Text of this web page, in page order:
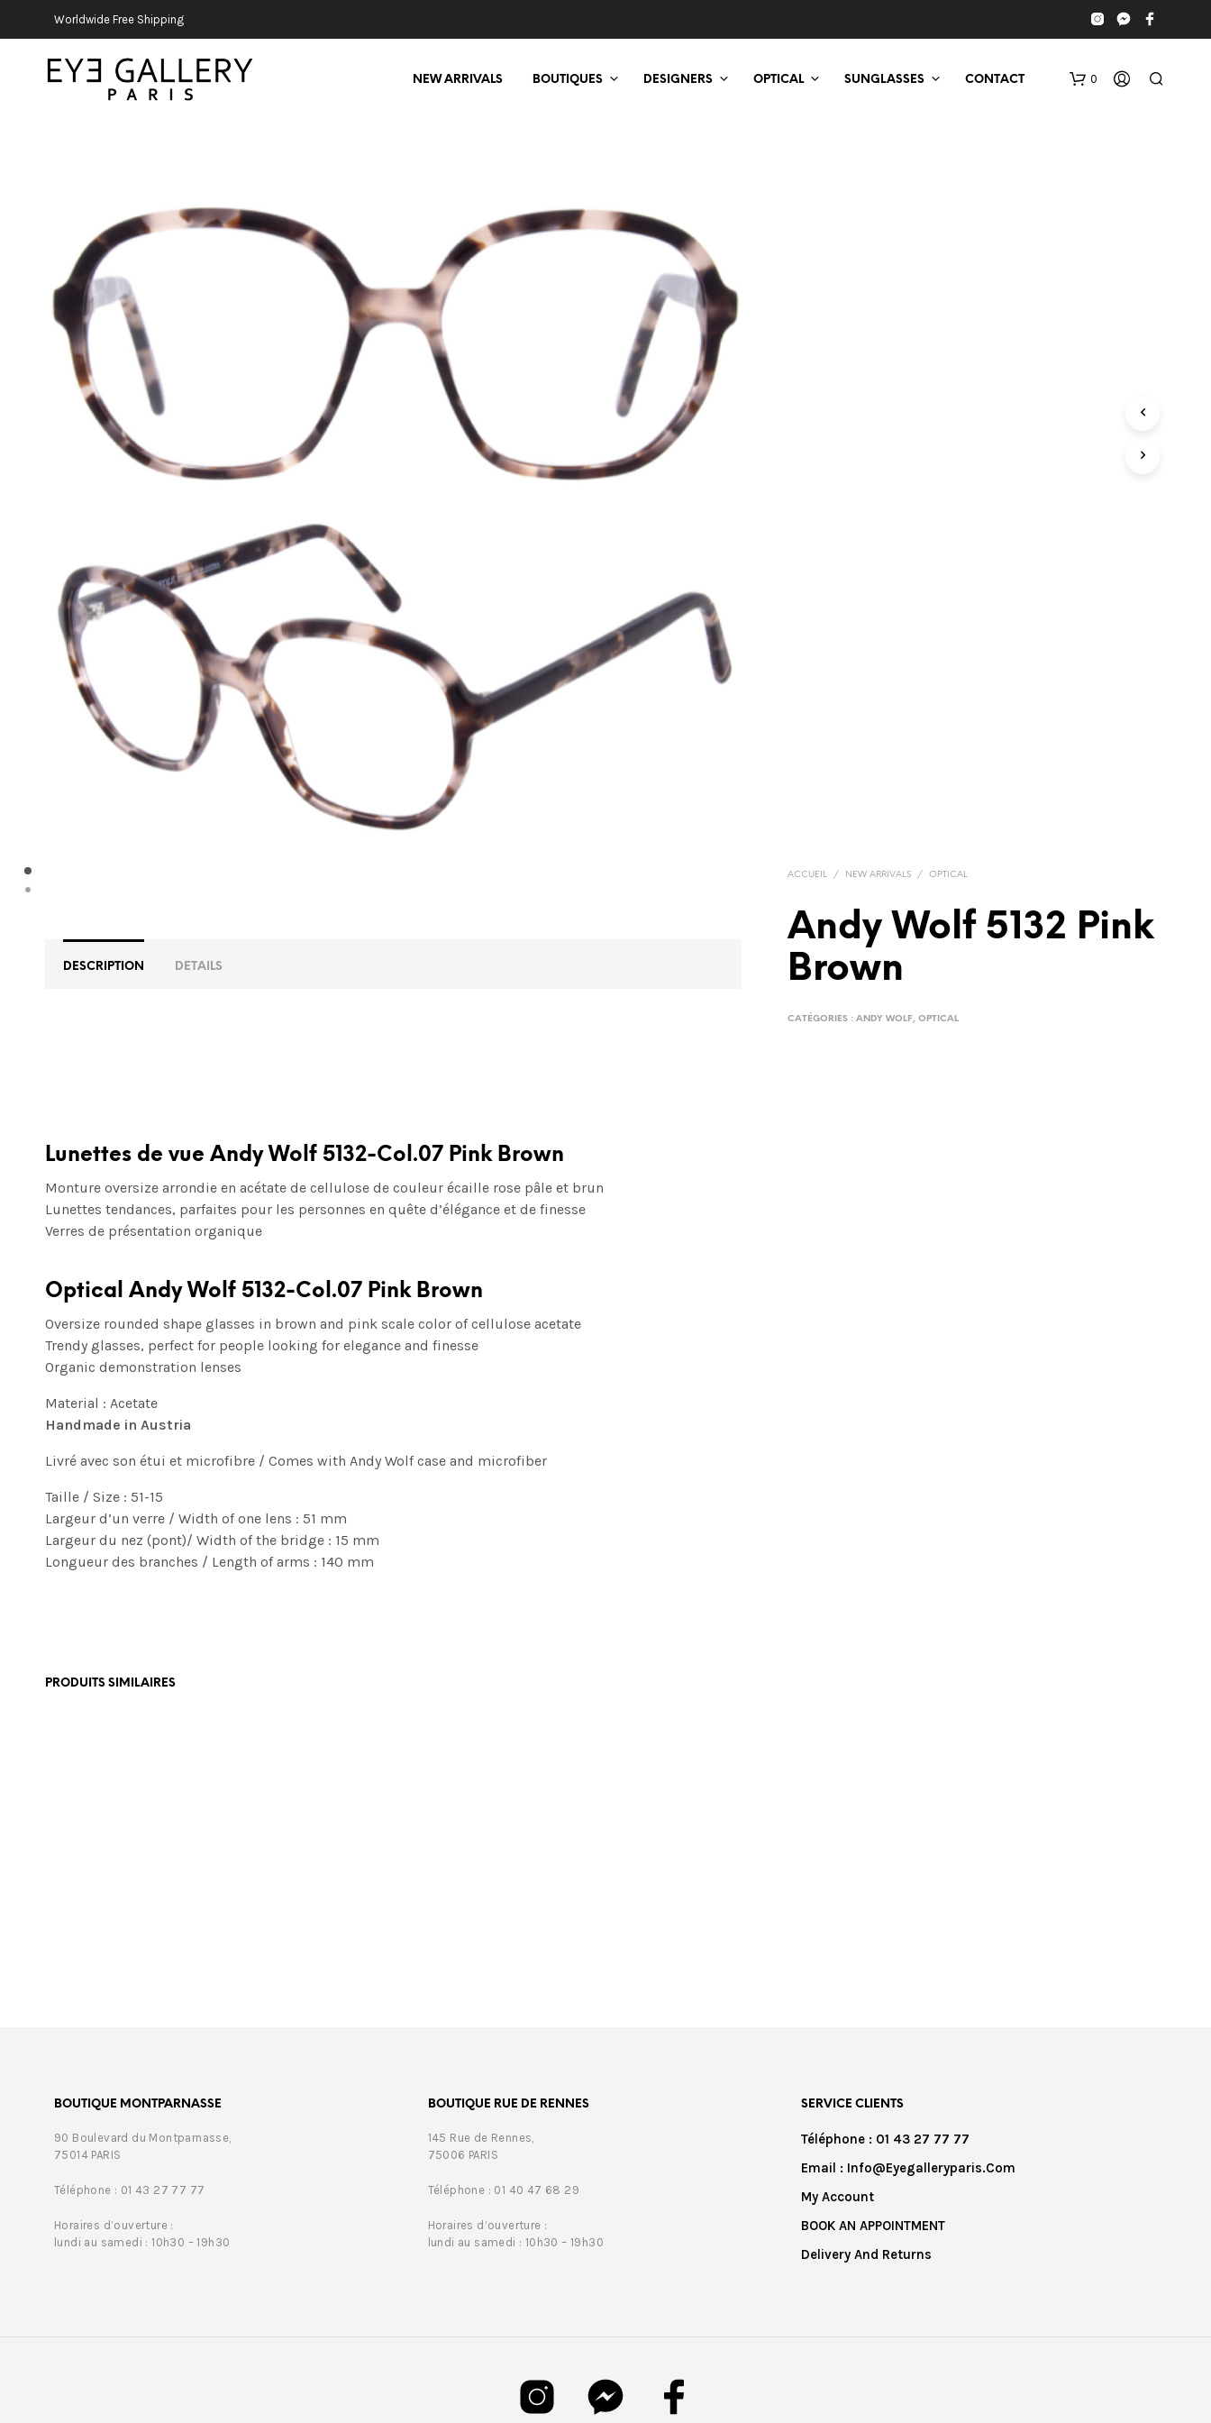
Worldwide Free Shipping
NEW ARRIVALS BOUTIQUES DESIGNERS OPTICAL SUNGLASSES CONTACT 0
ACCUEIL / NEW ARRIVALS / OPTICAL
Andy Wolf 5132 Pink
Brown
CATÉGORIES : ANDY WOLF, OPTICAL
DESCRIPTION DETAILS
Lunettes de vue Andy Wolf 5132-Col.07 Pink Brown
Monture oversize arrondie en acétate de cellulose de couleur écaille rose pâle et brun
Lunettes tendances, parfaites pour les personnes en quête d’élégance et de finesse
Verres de présentation organique
Optical Andy Wolf 5132-Col.07 Pink Brown
Oversize rounded shape glasses in brown and pink scale color of cellulose acetate
Trendy glasses, perfect for people looking for elegance and finesse
Organic demonstration lenses
Material : Acetate
Handmade in Austria
Livré avec son étui et microfibre / Comes with Andy Wolf case and microfiber
Taille / Size : 51-15
Largeur d’un verre / Width of one lens : 51 mm
Largeur du nez (pont)/ Width of the bridge : 15 mm
Longueur des branches / Length of arms : 140 mm
PRODUITS SIMILAIRES
BOUTIQUE MONTPARNASSE
90 Boulevard du Montparnasse,
75014 PARIS
Téléphone : 01 43 27 77 77
Horaires d’ouverture :
lundi au samedi : 10h30 – 19h30
BOUTIQUE RUE DE RENNES
145 Rue de Rennes,
75006 PARIS
Téléphone : 01 40 47 68 29
Horaires d’ouverture :
lundi au samedi : 10h30 – 19h30
SERVICE CLIENTS
Téléphone : 01 43 27 77 77
Email : Info@eyegalleryparis.com
My Account
BOOK AN APPOINTMENT
Delivery And Returns